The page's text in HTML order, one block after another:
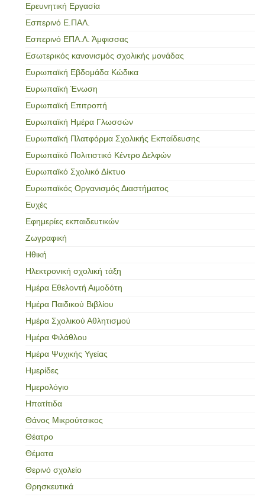
Ερευνητική Εργασία
Εσπερινό Ε.ΠΑΛ.
Εσπερινό ΕΠΑ.Λ. Άμφισσας
Εσωτερικός κανονισμός σχολικής μονάδας
Ευρωπαϊκή Εβδομάδα Κώδικα
Ευρωπαϊκή Ένωση
Ευρωπαϊκή Επιτροπή
Ευρωπαϊκή Ημέρα Γλωσσών
Ευρωπαϊκή Πλατφόρμα Σχολικής Εκπαίδευσης
Ευρωπαϊκό Πολιτιστικό Κέντρο Δελφών
Ευρωπαϊκό Σχολικό Δίκτυο
Ευρωπαϊκός Οργανισμός Διαστήματος
Ευχές
Εφημερίες εκπαιδευτικών
Ζωγραφική
Ηθική
Ηλεκτρονική σχολική τάξη
Ημέρα Εθελοντή Αιμοδότη
Ημέρα Παιδικού Βιβλίου
Ημέρα Σχολικού Αθλητισμού
Ημέρα Φιλάθλου
Ημέρα Ψυχικής Υγείας
Ημερίδες
Ημερολόγιο
Ηπατίτιδα
Θάνος Μικρούτσικος
Θέατρο
Θέματα
Θερινό σχολείο
Θρησκευτικά